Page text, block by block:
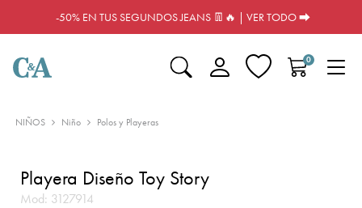
-50% EN TUS SEGUNDOS JEANS 👖🔥 | VER TODO ⮕
0
NIÑOS Niño Polos y Playeras
Playera Diseño Toy Story
Mod: 3127914